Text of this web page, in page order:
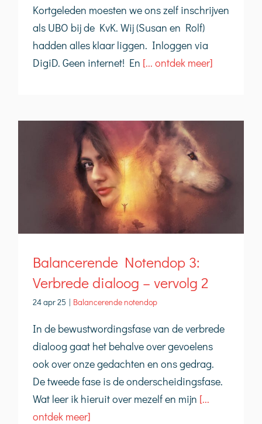
Kortgeleden moesten we ons zelf inschrijven
als UBO bij de KvK. Wij (Susan en Rolf)
hadden alles klaar liggen. Inloggen via
DigiD. Geen internet! En [... ontdek meer]
Balancerende Notendop 3:
Verbrede dialoog – vervolg 2
24 apr 25 | Balancerende notendop
In de bewustwordingsfase van de verbrede
dialoog gaat het behalve over gevoelens
ook over onze gedachten en ons gedrag.
De tweede fase is de onderscheidingsfase.
Wat leer ik hieruit over mezelf en mijn [...
ontdek meer]